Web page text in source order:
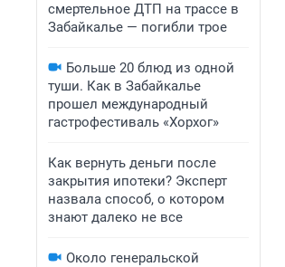
смертельное ДТП на трассе в
Забайкалье — погибли трое
Больше 20 блюд из одной
туши. Как в Забайкалье
прошел международный
гастрофестиваль «Хорхог»
Как вернуть деньги после
закрытия ипотеки? Эксперт
назвала способ, о котором
знают далеко не все
Около генеральской